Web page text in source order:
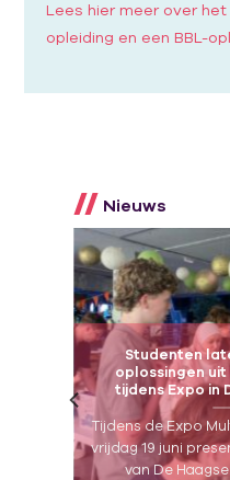
Lees hier meer over
opleiding en een BBL-
Nieuws
Studenten
oplossingen
tijdens Expo in
Tijdens de Expo
vrijdag 19 juni
van De